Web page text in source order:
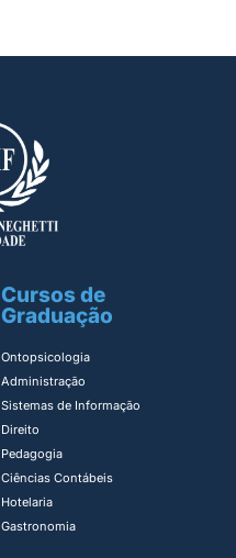
Cursos de
Graduação
Ontopsicologia ​
Administração​
Sistemas de Informação​
Direito​
Pedagogia
Ciências Contábeis
Hotelaria
Gastronomia